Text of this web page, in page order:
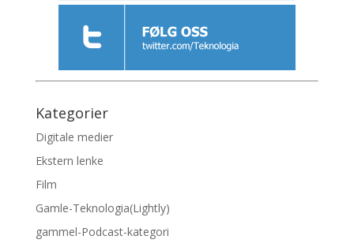
Kategorier
Digitale medier
Ekstern lenke
Film
Gamle-Teknologia(Lightly)
gammel-Podcast-kategori